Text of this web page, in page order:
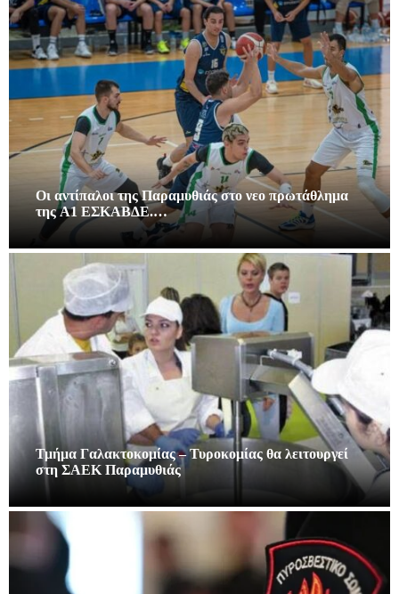
Οι αντίπαλοι της Παραμυθιάς στο νεο πρωτάθλημα
της A1 ΕΣΚΑΒΔΕ.…
Τμήμα Γαλακτοκομίας – Τυροκομίας θα λειτουργεί
στη ΣΑΕΚ Παραμυθιάς